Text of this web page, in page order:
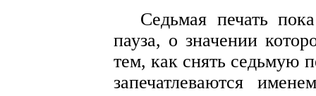
Седьмая печать
пауза, о значении
тем, как снять седьмую
запечатлеваются